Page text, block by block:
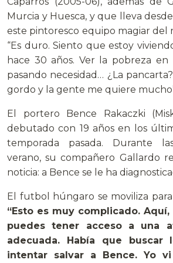
Murcia y Huesca, y que lleva
este pintoresco equipo magiar del
“Es duro. Siento que estoy
hace 30 años. Ver la pobreza en
pasando necesidad… ¿La
gordo y la gente me quiere
El portero Bence Rakaczki
debutado con 19 años en los
temporada pasada. Durante
verano, su compañero Gallardo
noticia: a Bence se le ha
El futbol húngaro se moviliza
“Esto es muy complicado.
puedes tener acceso a una
adecuada. Había que buscar
intentar salvar a Bence. Yo